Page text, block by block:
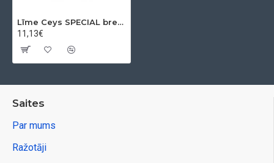
Līme Ceys SPECIAL brezents un gumija, 7 ml
11,13€
Saites
Par mums
Ražotāji